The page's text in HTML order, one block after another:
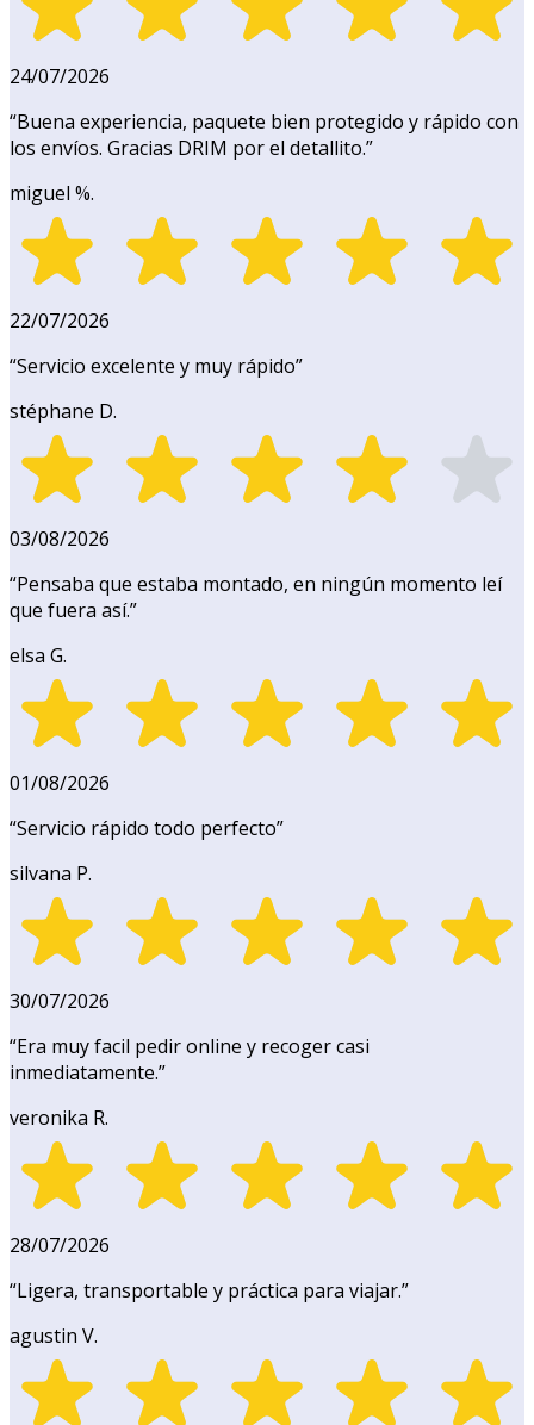
24/07/2026
“Buena experiencia, paquete bien protegido y rápido con
los envíos. Gracias DRIM por el detallito.”
miguel %.
22/07/2026
“Servicio excelente y muy rápido”
stéphane D.
03/08/2026
“Pensaba que estaba montado, en ningún momento leí
que fuera así.”
elsa G.
01/08/2026
“Servicio rápido todo perfecto”
silvana P.
30/07/2026
“Era muy facil pedir online y recoger casi
inmediatamente.”
veronika R.
28/07/2026
“Ligera, transportable y práctica para viajar.”
agustin V.